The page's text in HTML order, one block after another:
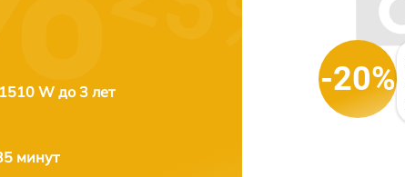
W до 3 лет
минут
-20%